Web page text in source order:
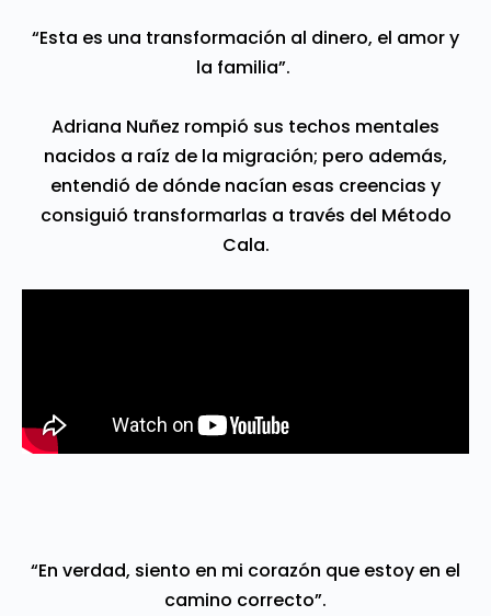
“Esta es una transformación al dinero, el amor y
la familia”.
Adriana Nuñez rompió sus techos mentales
nacidos a raíz de la migración; pero además,
entendió de dónde nacían esas creencias y
consiguió transformarlas a través del Método
Cala.
“En verdad, siento en mi corazón que estoy en el
camino correcto”.